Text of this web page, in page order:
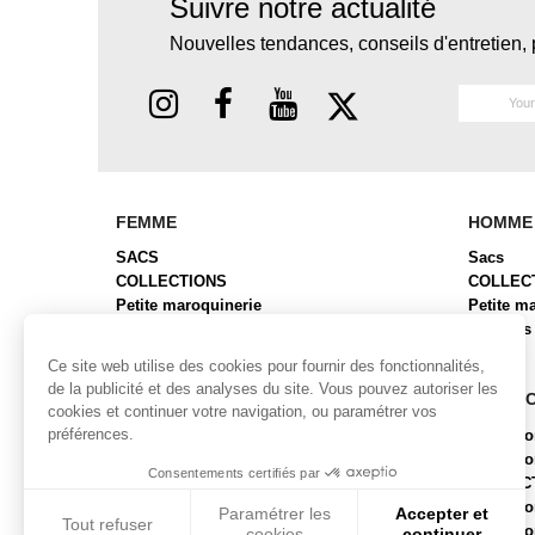
Suivre notre actualité
Nouvelles tendances, conseils
FEMME
SACS
COLLECTIONS
Petite maroquinerie
HOMME
Sacs
Petite
Bagages
COLLECTIONS FEMME
Collection ALBA
Collection BUBR
COLLECTION BUFFLE FINITION NICKEL
Collection CABAS
Ce site web utilise des cookies pour fournir des fonctionnalités,
de la publicité et des analyses du site. Vous pouvez autoriser les
cookies et continuer votre navigation, ou paramétrer vos
préférences.
Consentements certifiés par
Tout refuser
Paramétrer les
Accepter et